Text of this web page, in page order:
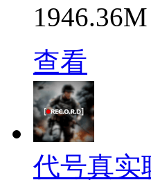
1946.36M
查看
代号真实